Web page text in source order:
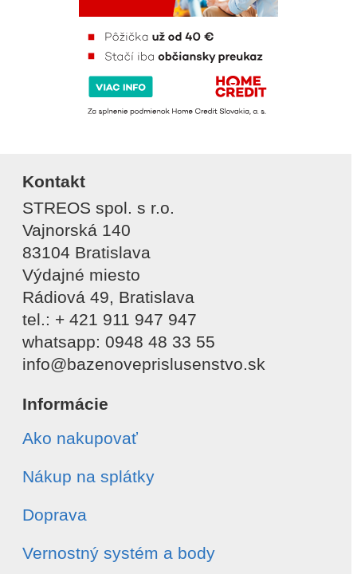
Kontakt
STREOS spol. s r.o.
Vajnorská 140
83104 Bratislava
Výdajné miesto
Rádiová 49, Bratislava
tel.: + 421 911 947 947
whatsapp: 0948 48 33 55
info@bazenoveprislusenstvo.sk
Informácie
Ako nakupovať
Nákup na splátky
Doprava
Vernostný systém a body